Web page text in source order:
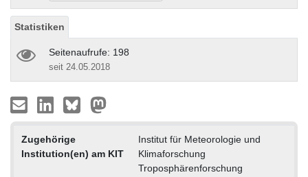
Statistiken
Seitenaufrufe: 198
seit 24.05.2018
Zugehörige
Institution(en) am KIT
Institut für Meteorologie und
Klimaforschung
Troposphärenforschung